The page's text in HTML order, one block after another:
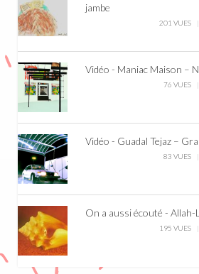
jambe
201 VUES
Vidéo - Maniac Maison –
76 VUES
Vidéo - Guadal Tejaz –
83 VUES
On a aussi écouté - Allah-
195 VUES